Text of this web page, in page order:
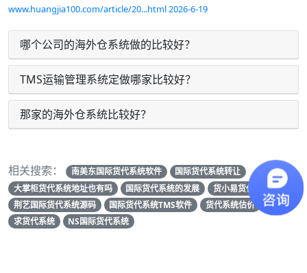
www.huangjia100.com/article/20...html 2026-6-19
哪个公司的海外仓系统做的比较好？
TMS运输管理系统定做哪家比较好？
那家的海外仓系统比较好？
相关搜索： 南美东国际货代系统软件
国际货代系统转让
大掌柜货代系统地址也有吗
国际货代系统的发展
货小易货代系统
荆艺国际货代系统源码
国际货代系统TMS软件
货代系统估价
求货代系统
NS国际货代系统